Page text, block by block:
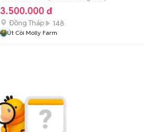
3.500.000 đ
Đồng Tháp 148
Út Còi Molly Farm